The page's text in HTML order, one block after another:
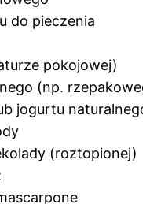
do pieczenia
pokojowej)
(np.
jogurtu
(roztopionej)